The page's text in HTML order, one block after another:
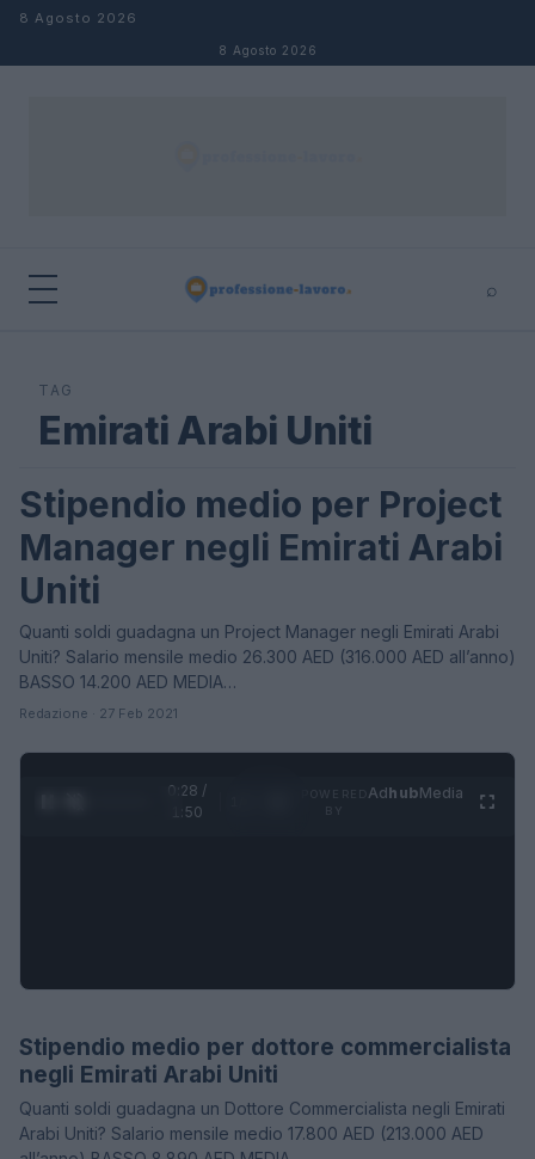
Salta al contenuto
8 Agosto 2026
8 Agosto 2026
⌕
TAG
Emirati Arabi Uniti
STIPENDI
Stipendio medio per Project
Manager negli Emirati Arabi
Uniti
Quanti soldi guadagna un Project Manager negli Emirati Arabi
Uniti? Salario mensile medio 26.300 AED (316.000 AED all’anno)
BASSO 14.200 AED MEDIA…
Redazione · 27 Feb 2021
0:28 /
1:50
AdhubMedia
STIPENDI
Stipendio medio per dottore commercialista
negli Emirati Arabi Uniti
Quanti soldi guadagna un Dottore Commercialista negli Emirati
Arabi Uniti? Salario mensile medio 17.800 AED (213.000 AED